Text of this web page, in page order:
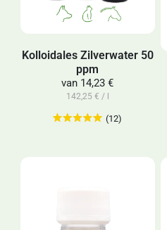
Kolloidales Zilverwater 50
ppm
van 14,23 €
142,25 € / l
(12)